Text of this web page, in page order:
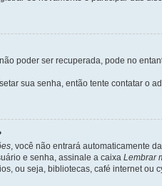
poder ser recuperada, pode no
sua senha, então tente contatar o
, você não entrará automaticamente
e senha, assinale a caixa Lembrar
ou seja, bibliotecas, café internet